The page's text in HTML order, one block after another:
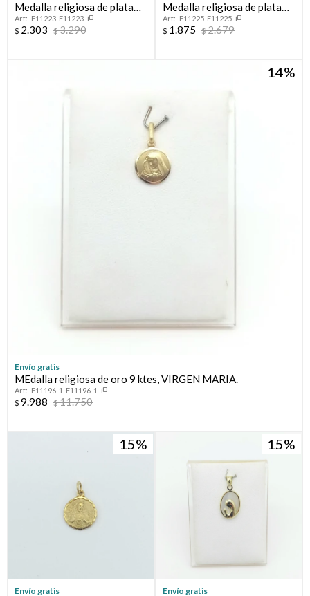
Medalla religiosa de plata
925, VIRGEN DE LA DULCE
ESPERA
F11223-F11223
$ 2.303 $3.290
Medalla religiosa de plata
925, VIRGEN DEL VERDUN.
F11225-F11225
$ 1.875 $2.679
14
Envío gratis
MEdalla religiosa de oro 9 ktes, VIRGEN MARIA.
F11196-1-F11196-1
$ 9.988 $11.750
15
Envío gratis
15
Envío gratis